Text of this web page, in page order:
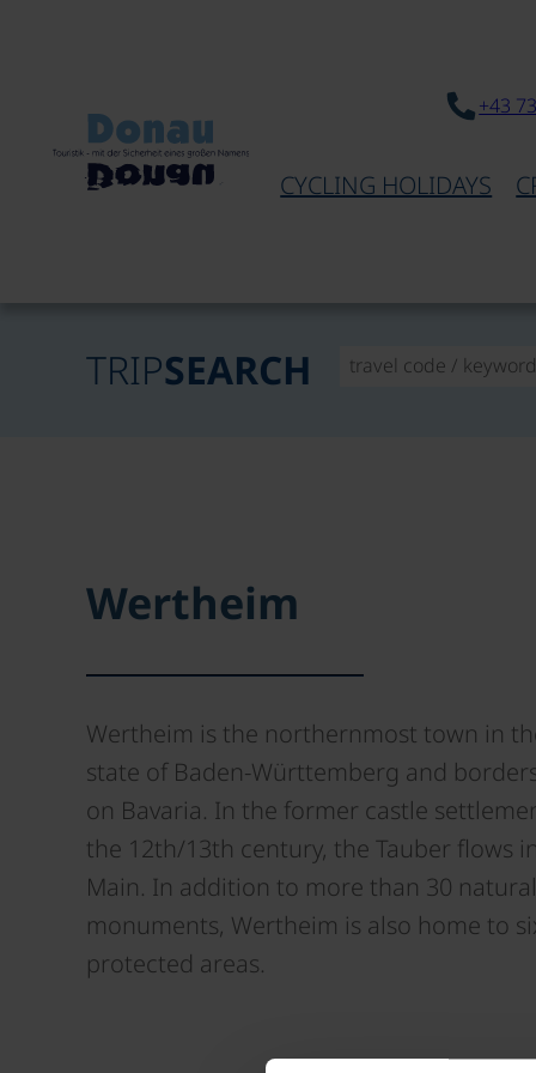
+43
CYCLING HOLIDAYS
TRIPSEARCH
Wertheim
Wertheim is the northernmost town in
state of Baden-Württemberg and
on Bavaria. In the former castle
the 12th/13th century, the Tauber flows
Main. In addition to more than 30 natural
monuments, Wertheim is also home to
protected areas.